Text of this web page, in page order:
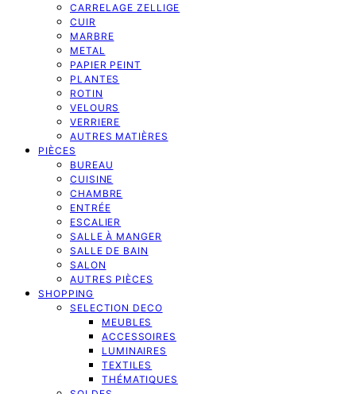
CARRELAGE ZELLIGE
CUIR
MARBRE
METAL
PAPIER PEINT
PLANTES
ROTIN
VELOURS
VERRIERE
AUTRES MATIÈRES
PIÈCES
BUREAU
CUISINE
CHAMBRE
ENTRÉE
ESCALIER
SALLE À MANGER
SALLE DE BAIN
SALON
AUTRES PIÈCES
SHOPPING
SELECTION DECO
MEUBLES
ACCESSOIRES
LUMINAIRES
TEXTILES
THÉMATIQUES